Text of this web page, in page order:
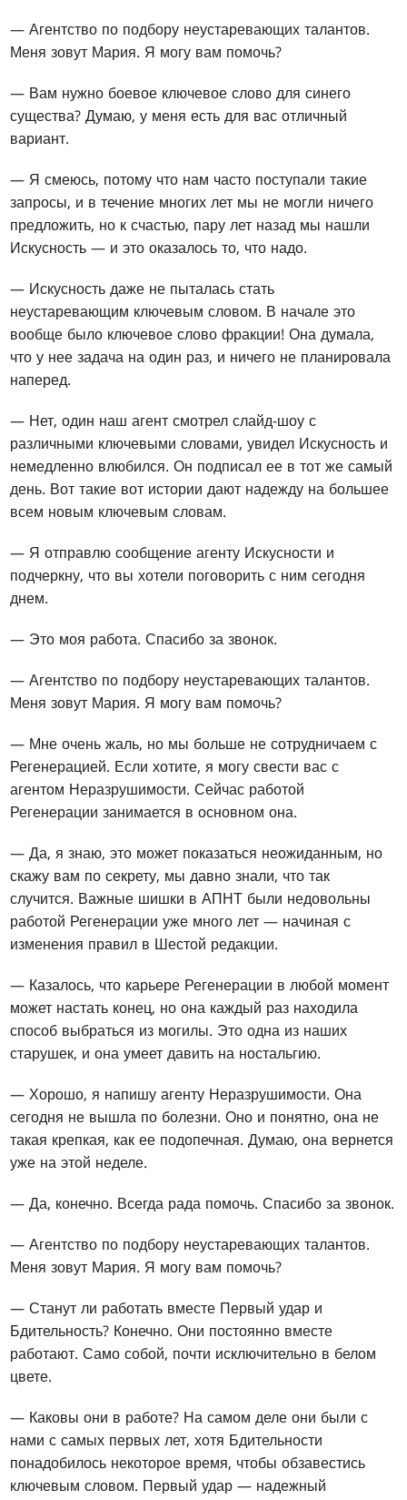
— Агентство по подбору неустаревающих талантов.
Меня зовут Мария. Я могу вам помочь?
— Вам нужно боевое ключевое слово для синего
существа? Думаю, у меня есть для вас отличный
вариант.
— Я смеюсь, потому что нам часто поступали такие
запросы, и в течение многих лет мы не могли ничего
предложить, но к счастью, пару лет назад мы нашли
Искусность — и это оказалось то, что надо.
— Искусность даже не пыталась стать
неустаревающим ключевым словом. В начале это
вообще было ключевое слово фракции! Она думала,
что у нее задача на один раз, и ничего не планировала
наперед.
— Нет, один наш агент смотрел слайд-шоу с
различными ключевыми словами, увидел Искусность и
немедленно влюбился. Он подписал ее в тот же самый
день. Вот такие вот истории дают надежду на большее
всем новым ключевым словам.
— Я отправлю сообщение агенту Искусности и
подчеркну, что вы хотели поговорить с ним сегодня
днем.
— Это моя работа. Спасибо за звонок.
— Агентство по подбору неустаревающих талантов.
Меня зовут Мария. Я могу вам помочь?
— Мне очень жаль, но мы больше не сотрудничаем с
Регенерацией. Если хотите, я могу свести вас с
агентом Неразрушимости. Сейчас работой
Регенерации занимается в основном она.
— Да, я знаю, это может показаться неожиданным, но
скажу вам по секрету, мы давно знали, что так
случится. Важные шишки в АПНТ были недовольны
работой Регенерации уже много лет — начиная с
изменения правил в Шестой редакции.
— Казалось, что карьере Регенерации в любой момент
может настать конец, но она каждый раз находила
способ выбраться из могилы. Это одна из наших
старушек, и она умеет давить на ностальгию.
— Хорошо, я напишу агенту Неразрушимости. Она
сегодня не вышла по болезни. Оно и понятно, она не
такая крепкая, как ее подопечная. Думаю, она вернется
уже на этой неделе.
— Да, конечно. Всегда рада помочь. Спасибо за звонок.
— Агентство по подбору неустаревающих талантов.
Меня зовут Мария. Я могу вам помочь?
— Станут ли работать вместе Первый удар и
Бдительность? Конечно. Они постоянно вместе
работают. Само собой, почти исключительно в белом
цвете.
— Каковы они в работе? На самом деле они были с
нами с самых первых лет, хотя Бдительности
понадобилось некоторое время, чтобы обзавестись
ключевым словом. Первый удар — надежный